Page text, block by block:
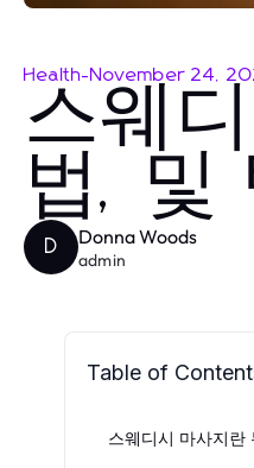
Health-November 24,
스웨
법, 및
D Donna Woods
admin
Table of
스웨디시 마사지란